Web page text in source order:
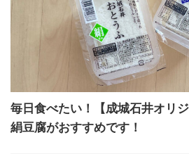
毎日食べたい！【成城石井オリ
絹豆腐がおすすめです！